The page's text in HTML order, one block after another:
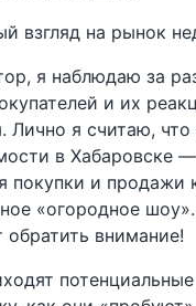
взгляд на рынок
я наблюдаю за
и их
Лично я считаю,
в Хабаровске
покупки и продажи
«огородное
обратить внимание!